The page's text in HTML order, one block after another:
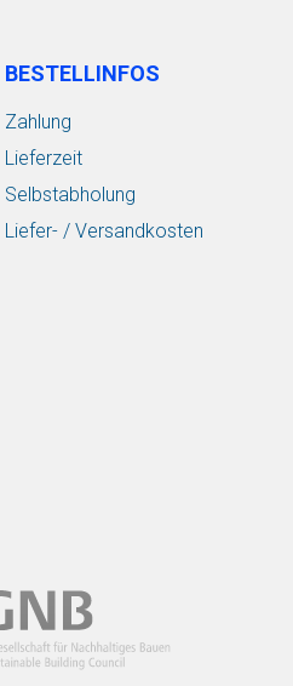
BESTELLINFOS
Zahlung
Lieferzeit
Selbstabholung
Liefer- / Versandkosten